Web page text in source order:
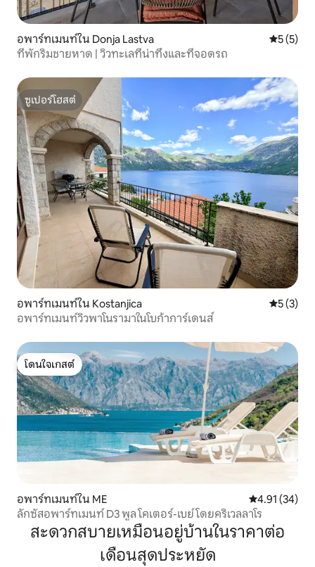
อพาร์ทเมนท์ใน Donja Lastva คะแนนเฉ
5 (5)
ที่พักริมชายหาด | วิวทะเลที่น่าทึ่งและที่จอดรถ
ซูเปอร์โฮสต์
ซูเปอร์โฮสต์
อพาร์ทเมนท์ใน Kostanjica คะแนนเฉ
5 (3)
อพาร์ทเมนท์วิวพาโนรามาในโบก้าการ์เดนส์
โดนใจเกสต์
โดนใจเกสต์
อพาร์ทเมนท์ใน ME คะแนนเฉลี่ย
4.91 (34)
ลักซัสอพาร์ทเมนท์ D3 พูล โคเตอร์-เบย์ โดยคริเวลลาโร
สะดวกสบายเหมือนอยู่บ้านในราคาต่อ
เดือนสุดประหยัด